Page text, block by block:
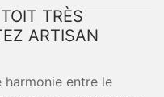
TRÈS
ARTISAN
harmonie entre le